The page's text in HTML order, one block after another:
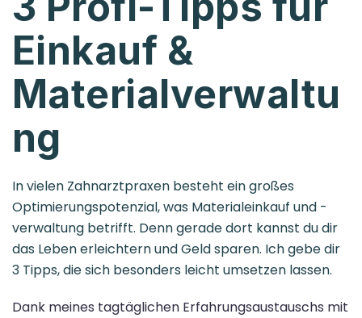
Einkauf &
Materialverwaltu
ng
In vielen Zahnarztpraxen besteht ein großes
Optimierungspotenzial, was Materialeinkauf und -
verwaltung betrifft. Denn gerade dort kannst du dir
das Leben erleichtern und Geld sparen. Ich gebe dir
3 Tipps, die sich besonders leicht umsetzen lassen.
Dank meines tagtäglichen Erfahrungsaustauschs mit